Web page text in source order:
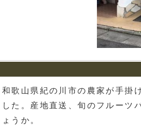
和歌山県紀の川市の農家が手掛
した。産地直送、旬のフルーツ
ょうか。